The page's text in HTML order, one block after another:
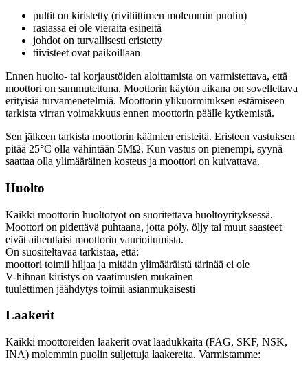
pultit on kiristetty (riviliittimen molemmin puolin)
rasiassa ei ole vieraita esineitä
johdot on turvallisesti eristetty
tiivisteet ovat paikoillaan
Ennen huolto- tai korjaustöiden aloittamista on varmistettava, että
moottori on sammutettuna. Moottorin käytön aikana on sovellettava
erityisiä turvamenetelmiä. Moottorin ylikuormituksen estämiseen
tarkista virran voimakkuus ennen moottorin päälle kytkemistä.
Sen jälkeen tarkista moottorin käämien eristeitä. Eristeen vastuksen
pitää 25°C olla vähintään 5MΩ. Kun vastus on pienempi, syynä
saattaa olla ylimääräinen kosteus ja moottori on kuivattava.
Huolto
Kaikki moottorin huoltotyöt on suoritettava huoltoyrityksessä.
Moottori on pidettävä puhtaana, jotta pöly, öljy tai muut saasteet
eivät aiheuttaisi moottorin vaurioitumista.
On suositeltavaa tarkistaa, että:
moottori toimii hiljaa ja mitään ylimääräistä tärinää ei ole
V-hihnan kiristys on vaatimusten mukainen
tuulettimen jäähdytys toimii asianmukaisesti
Laakerit
Kaikki moottoreiden laakerit ovat laadukkaita (FAG, SKF, NSK,
INA) molemmin puolin suljettuja laakereita. Varmistamme: